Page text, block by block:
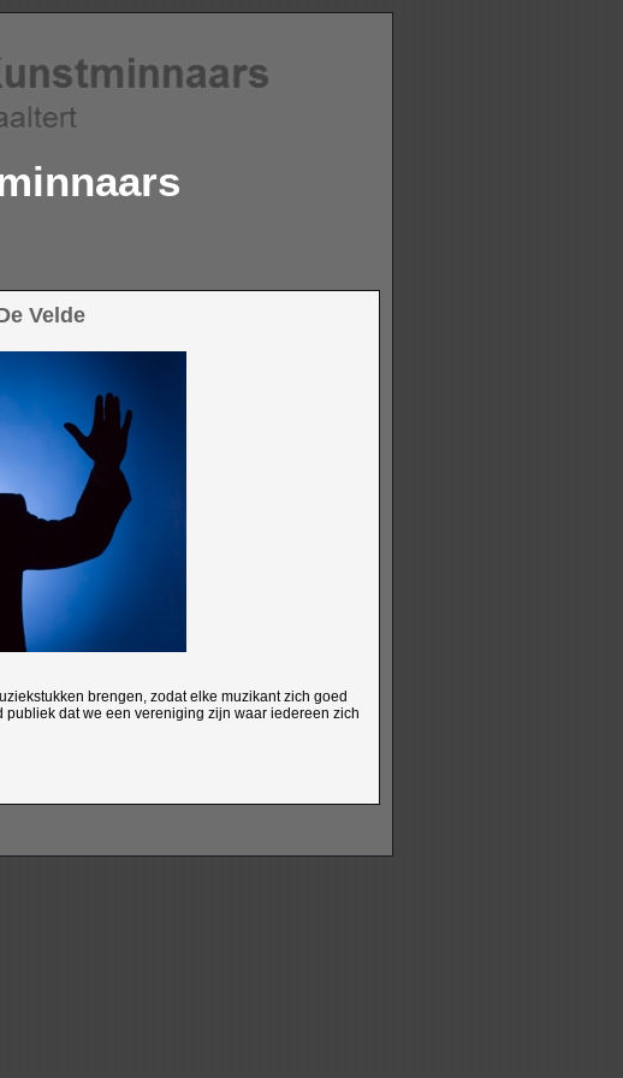
Velde
brengen, zodat elke muzikant zich goed
dat we een vereniging zijn waar iedereen zich